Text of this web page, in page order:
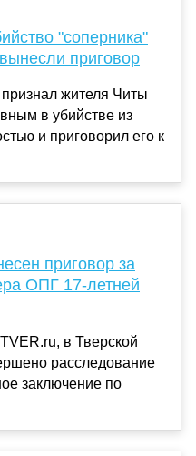
"соперника"
приговор
жителя Читы
в убийстве из
и приговорил его к
приговор за
ОПГ 17-летней
в Тверской
расследование
заключение по